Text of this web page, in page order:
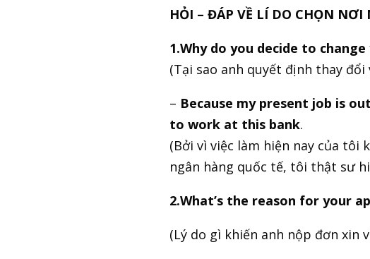
HỎI – ĐÁP VỀ LÍ DO CHỌN NƠI
1.Why do you decide to
(Tại sao anh quyết định thay đổi
– Because my present job is
to work at this bank.
(Bởi vì việc làm hiện nay của tôi
ngân hàng quốc tế, tôi thật sư
2.What’s the reason for your
(Lý do gì khiến anh nộp đơn xin